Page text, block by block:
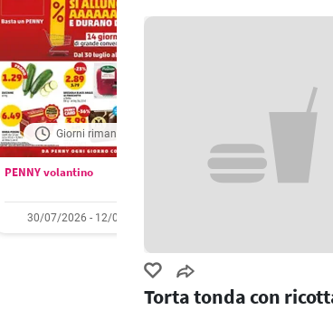
Giorni rimanenti: 4
PENNY volantino
30/07/2026 - 12/08/2026
Giorni rimanenti:
Aldi volantino
Torta tonda con